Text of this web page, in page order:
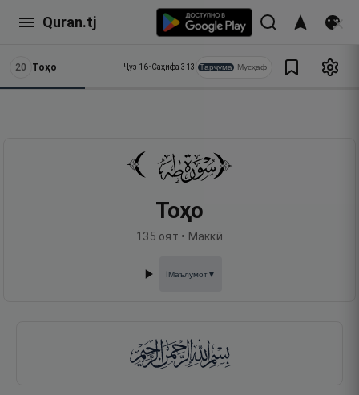
Quran.tj
20 Тоҳо Ҷуз 16•Саҳифа 313 Тарҷума Мусҳаф
Тоҳо
135 оят • Маккӣ
ℹ️Маълумот▼